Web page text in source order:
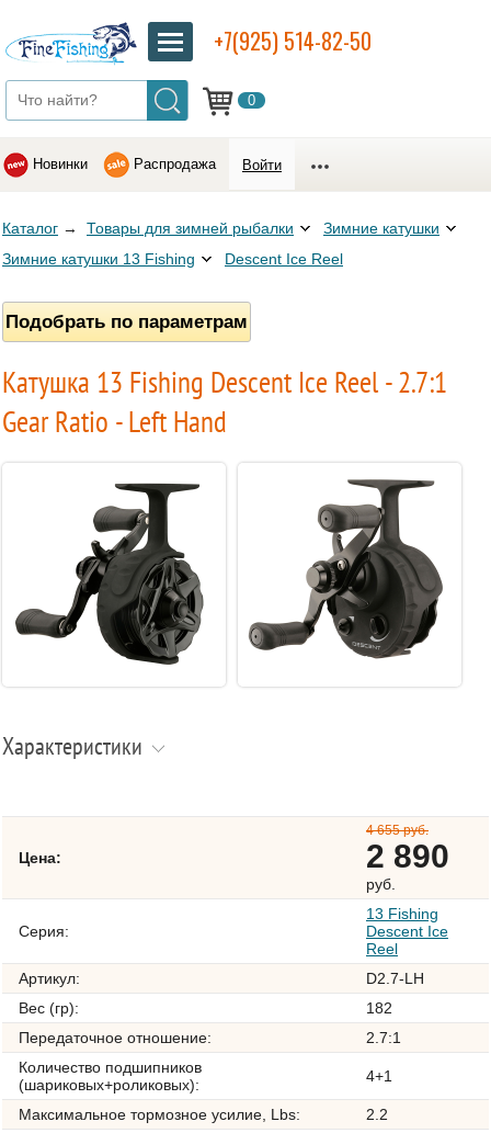
0
+7(925) 514-82-50
Новинки Распродажа Войти
Каталог → Товары для зимней рыбалки
Зимние катушки
Зимние катушки 13 Fishing
Descent Ice Reel
Подобрать по параметрам
Катушка 13 Fishing Descent Ice Reel - 2.7:1
Gear Ratio - Left Hand
Характеристики
Цена:
4 655 руб.
2 890
руб.
Серия:
13 Fishing
Descent Ice
Reel
Артикул:
D2.7-LH
Вес (гр):
182
Передаточное отношение:
2.7:1
Количество подшипников
(шариковых+роликовых):
4+1
Максимальное тормозное усилие, Lbs: 2.2